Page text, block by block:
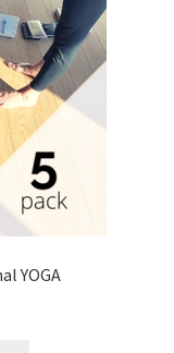
YOGA